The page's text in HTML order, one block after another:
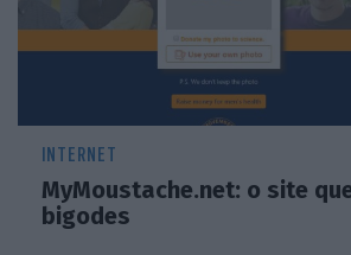
INTERNET
MyMoustache.net: o site
bigodes